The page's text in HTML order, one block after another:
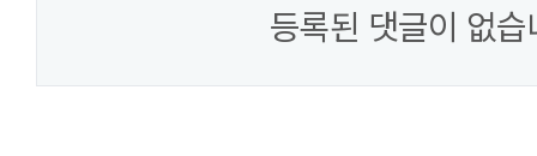
등록된 댓글이 없습